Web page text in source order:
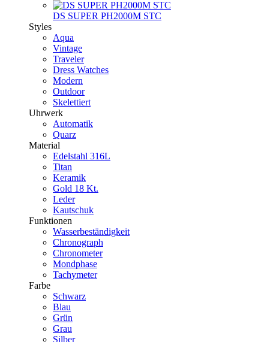
DS SUPER PH2000M STC
Styles
Aqua
Vintage
Traveler
Dress Watches
Modern
Outdoor
Skelettiert
Uhrwerk
Automatik
Quarz
Material
Edelstahl 316L
Titan
Keramik
Gold 18 Kt.
Leder
Kautschuk
Funktionen
Wasserbeständigkeit
Chronograph
Chronometer
Mondphase
Tachymeter
Farbe
Schwarz
Blau
Grün
Grau
Silber